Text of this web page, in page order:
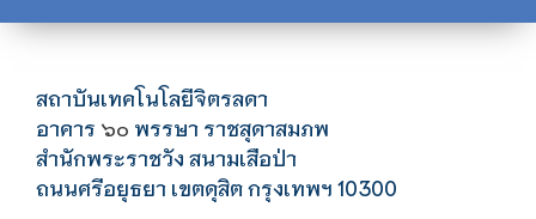
สถาบันเทคโนโลยีจิตรลดา
อาคาร ๖๐ พรรษา ราชสุดาสมภพ
สำนักพระราชวัง สนามเสือป่า
ถนนศรีอยุธยา เขตดุสิต กรุงเทพฯ 10300